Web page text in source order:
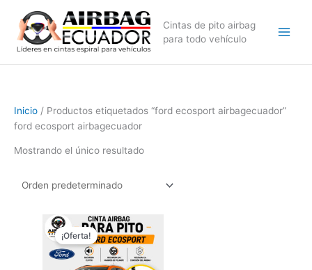
contenido
Cintas de pito airbag
para todo vehículo
Inicio / Productos etiquetados “ford ecosport airbagecuador”
ford ecosport airbagecuador
Mostrando el único resultado
¡Oferta!
precio
original
era:
$169,99.
El
precio
actual
es:
$129,99.